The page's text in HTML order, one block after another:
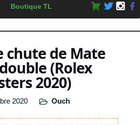
Boutique TL
chute de Mate
(Rolex
2020)
2020 Ouch